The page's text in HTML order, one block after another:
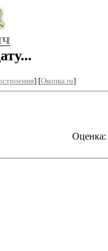
] [Окопка.ru]
Оценка: